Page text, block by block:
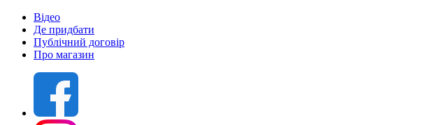
Відео
Де придбати
Публічний договір
Про магазин